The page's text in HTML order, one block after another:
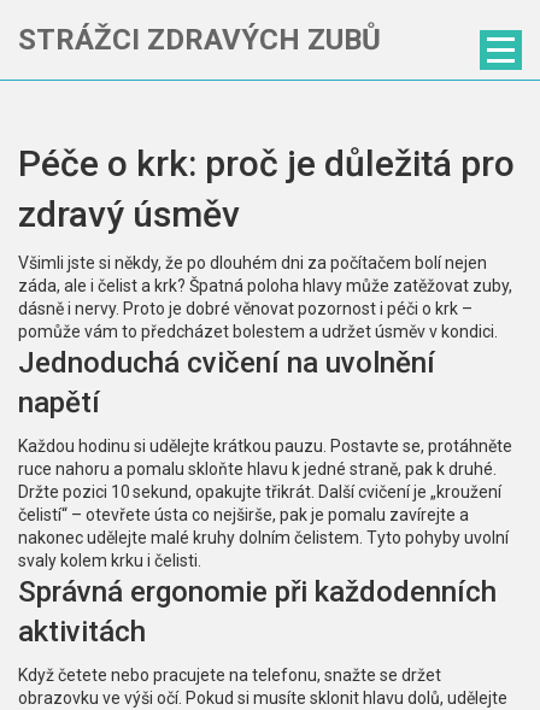
STRÁŽCI ZDRAVÝCH ZUBŮ
Péče o krk: proč je důležitá pro
zdravý úsměv
Všimli jste si někdy, že po dlouhém dni za počítačem bolí nejen
záda, ale i čelist a krk? Špatná poloha hlavy může zatěžovat zuby,
dásně i nervy. Proto je dobré věnovat pozornost i péči o krk –
pomůže vám to předcházet bolestem a udržet úsměv v kondici.
Jednoduchá cvičení na uvolnění
napětí
Každou hodinu si udělejte krátkou pauzu. Postavte se, protáhněte
ruce nahoru a pomalu skloňte hlavu k jedné straně, pak k druhé.
Držte pozici 10 sekund, opakujte třikrát. Další cvičení je „kroužení
čelistí“ – otevřete ústa co nejširše, pak je pomalu zavírejte a
nakonec udělejte malé kruhy dolním čelistem. Tyto pohyby uvolní
svaly kolem krku i čelisti.
Správná ergonomie při každodenních
aktivitách
Když četete nebo pracujete na telefonu, snažte se držet
obrazovku ve výši očí. Pokud si musíte sklonit hlavu dolů, udělejte